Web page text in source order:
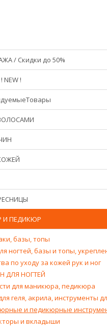
/ Скидки до 50%
NEW !
ПЕДИКЮР
базы, топы
ногтей, базы и топы,
по уходу за кожей рук и ног
ДЛЯ НОГТЕЙ
для маникюра, педикюра
геля, акрила, инструменты
и педикюрные
и вкладыши